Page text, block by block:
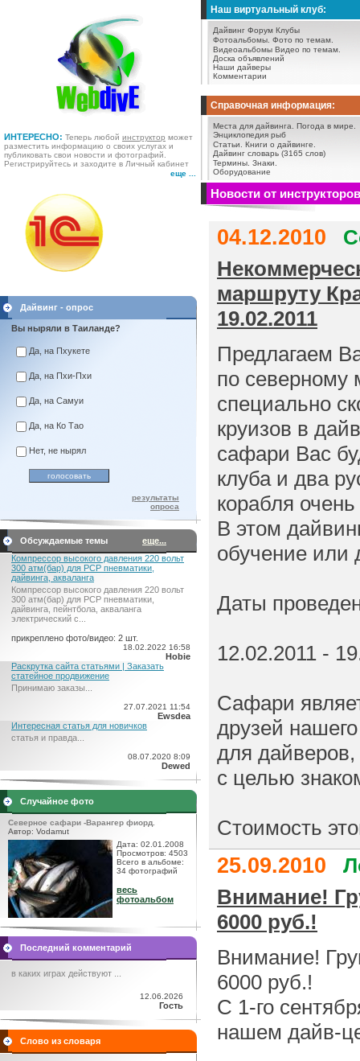
ИНТЕРЕСНО: Теперь любой инструктор может
разместить информацию о своих услугах и
публиковать свои новости и фотографий.
Регистрируйтесь и заходите в Личный кабинет
еще ...
Наш виртуальный клуб:
Дайвинг Форум Клубы
Фотоальбомы. Фото по темам.
Видеоальбомы Видео по темам.
Доска объявлений
Наши дайверы
Комментарии
Справочная информация:
Места для дайвинга.
Погода в мире.
Энциклопедия рыб
Статьи.
Книги о дайвинге.
Дайвинг словарь (3165 слов)
Термины. Знаки.
Оборудование
Дайвинг - опрос
Вы ныряли в Таиланде?
Да, на Пхукете
Да, на Пхи-Пхи
Да, на Самуи
Да, на Ко Тао
Нет, не нырял
результаты
опроса
Обсуждаемые темы
еще...
Компрессор высокого давления 220 вольт
300 атм(бар) для PCP пневматики,
дайвинга, акваланга
Компрессор высокого давления 220 вольт
300 атм(бар) для PCP пневматики,
дайвинга, пейнтбола, акваланга
электрический c...
прикреплено фото/видео: 2 шт.
18.02.2022 16:58
Hobie
Раскрутка сайта статьями | Заказать
статейное продвижение
Принимаю заказы...
27.07.2021 11:54
Ewsdea
Интересная статья для новичков
статья и правда...
08.07.2020 8:09
Dewed
Случайное фото
Северное сафари -Варангер фиорд.
Автор: Vodamut
Дата: 02.01.2008
Просмотров: 4503
Всего в альбоме:
34 фотографий
весь
фотоальбом
Последний комментарий
в каких играх действуют ...
12.06.2026
Гость
Слово из словаря
Новости от инструкторов
04.12.2010
маршруту
19.02.2011
Предлагаем
по северному
специально
круизов в
сафари Вас
клуба и два
корабля
В этом
обучение или
Даты
12.02.2011 -
Сафари
друзей
для
с целью
Стоимость
25.09.2010
Внимание!
6000 руб.!
Внимание!
6000 руб.!
С 1-го
нашем дайв-